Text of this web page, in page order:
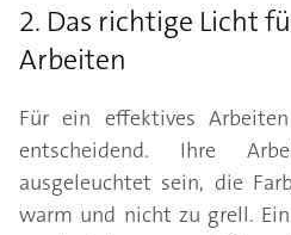
2. Das richtige Licht
Arbeiten
Für ein effektives
entscheidend. Ihre
ausgeleuchtet sein, die
warm und nicht zu grell.